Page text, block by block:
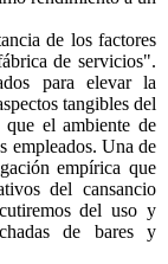
de los factores
de servicios".
para elevar la
tangibles del
el ambiente de
empleados. Una de
empírica que
del cansancio
del uso y
de bares y